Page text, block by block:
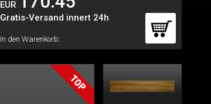
EUR
Gratis-Versand innert 24h
In den Warenkorb: